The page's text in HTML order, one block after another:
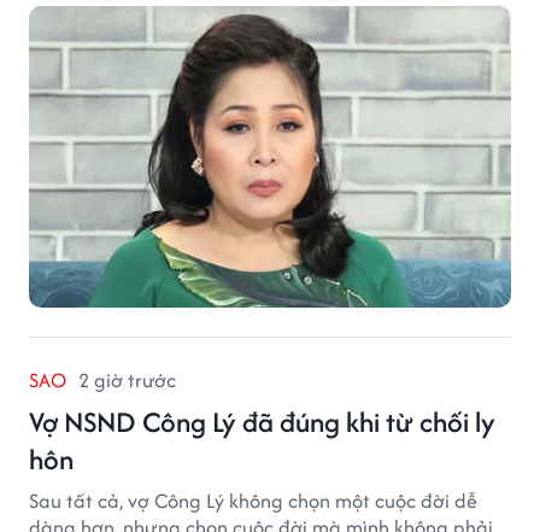
SAO 2 giờ trước
Vợ NSND Công Lý đã đúng khi từ chối ly
hôn
Sau tất cả, vợ Công Lý không chọn một cuộc đời dễ